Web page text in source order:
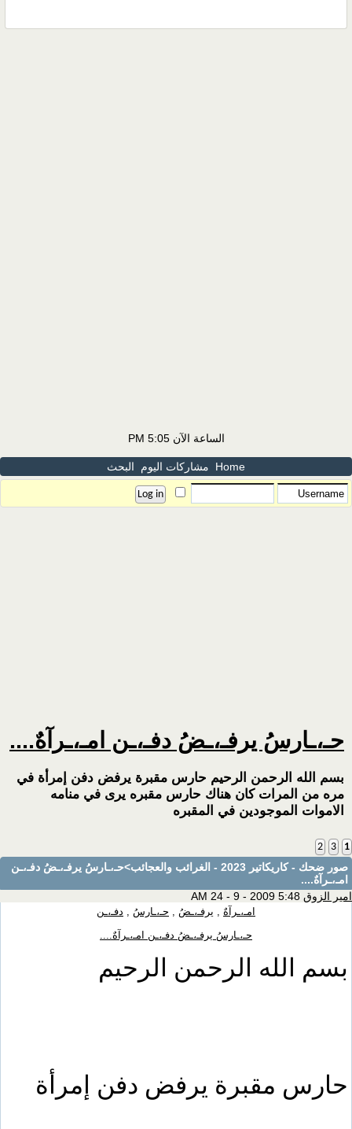
الساعة الآن5:05 PM
Home مشاركات اليوم البحث
حـ،ـارسُ يرفـ،ـضُ دفـ،ـن امـ،ـرآهٌ....
بسم الله الرحمن الرحيم حارس مقبرة يرفض دفن إمرأة في
مره من المرات كان هناك حارس مقبره يرى في منامه
الاموات الموجودين في المقبره
1
2 3
صور ضحك - كاريكاتير 2023 - الغرائب والعجائب
>حـ،ـارسُ يرفـ،ـضُ دفـ،ـن
امـ،ـرآهٌ....
امير الزوق
امـ،ـرآهٌ , يرفـ،ـضُ , حـ،ـارسُ , دفـ،ـن
حـ،ـارسُ يرفـ،ـضُ دفـ،ـن امـ،ـرآهٌ....
بسم الله الرحمن الرحيم
حارس مقبرة يرفض دفن إمرأة